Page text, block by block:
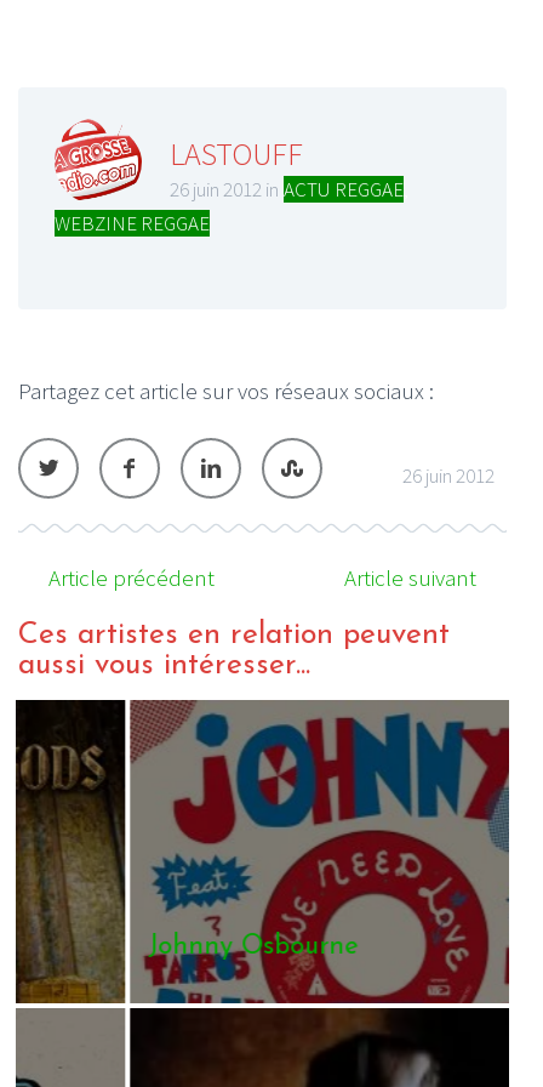
LASTOUFF
26 juin 2012 in ACTU REGGAE
WEBZINE REGGAE
Partagez cet article sur vos réseaux sociaux :
26 juin 2012
Article précédent Article suivant
Ces artistes en relation peuvent
aussi vous intéresser...
Johnny Osbourne